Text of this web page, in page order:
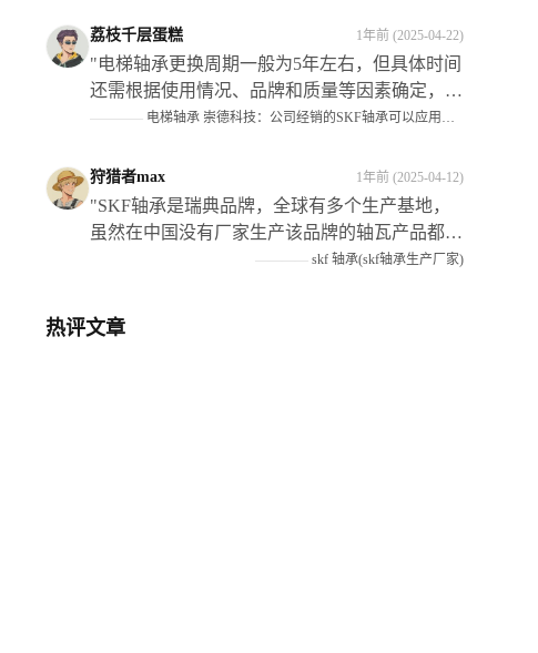
类型选择正确的型号和规格 ；最后确保正确区
分紧环与松圈的安装位置 此外还需注意保持架
组件的选择以及滚动体的材质等因素对整体性能
的影响"
荔枝千层蛋糕 1年前 (2025-04-22)
"电梯轴承更换周期一般为5年左右，但具体时间
还需根据使用情况、品牌和质量等因素确定，在
保养和维修过程中应注意检查曳引轮等关键部件
———— 电梯轴承 崇德科技：公司经销的SKF轴承可以应用到电梯设备中
狩猎者max 1年前 (2025-04-12)
"SKF轴承是瑞典品牌，全球有多个生产基地，
虽然在中国没有厂家生产该品牌的轴瓦产品都是
进口的但需要注意仿造品较多需要谨慎选择购买
————skf 轴承(skf轴承生产厂家)
热评文章